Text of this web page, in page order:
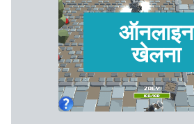
ऑनलाइन
खेलना